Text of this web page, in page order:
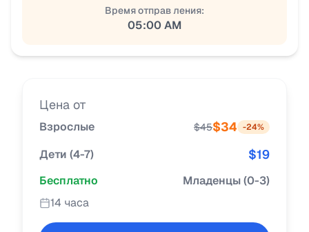
Время отправ ления:
05:00 AM
Цена от
Взрослые $45$34 -24%
Дети (4-7) $19
Бесплатно Младенцы(0-3)
14 часа